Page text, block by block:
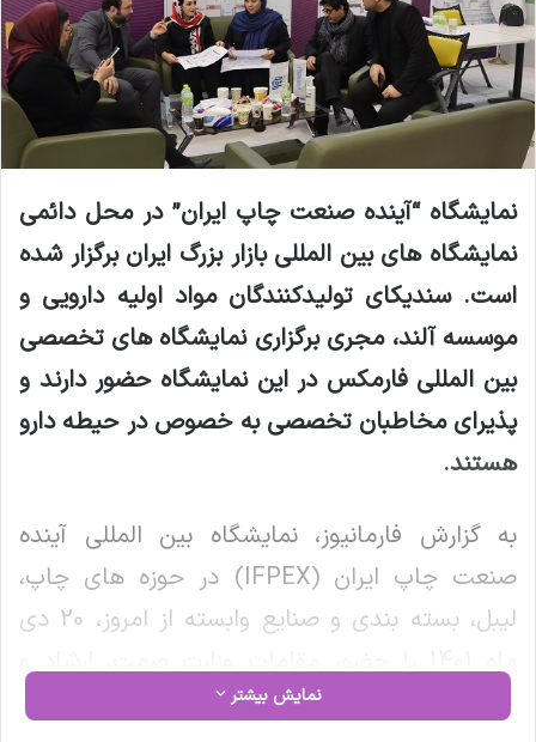
نمایشگاه “آینده صنعت چاپ ایران” در محل دائمی
نمایشگاه های بین المللی بازار بزرگ ایران برگزار شده
است. سندیکای تولیدکنندگان مواد اولیه دارویی و
موسسه آلند، مجری برگزاری نمایشگاه های تخصصی
بین المللی فارمکس در این نمایشگاه حضور دارند و
پذیرای مخاطبان تخصصی به خصوص در حیطه دارو
هستند.
به گزارش فارمانیوز، نمایشگاه بین المللی آینده
صنعت چاپ ایران (IFPEX) در حوزه های چاپ،
لیبل، بسته بندی و صنایع وابسته از امروز، 20 دی
ماه 1401 با حضور مقامات وزارت صمت، ارشاد و
برخی نمایندگان مجلس در محل نمایشگاه های بین
نمایش بیشتر